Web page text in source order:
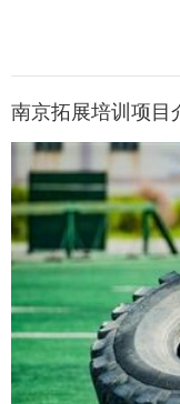
南京拓展培训项目